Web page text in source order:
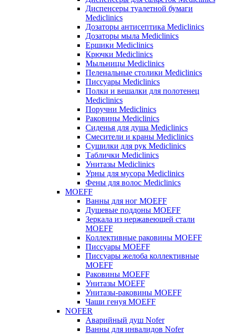
Диспенсеры туалетной бумаги
Mediclinics
Дозаторы антисептика Mediclinics
Дозаторы мыла Mediclinics
Ершики Mediclinics
Крючки Mediclinics
Мыльницы Mediclinics
Пеленальные столики Mediclinics
Писсуары Mediclinics
Полки и вешалки для полотенец
Mediclinics
Поручни Mediclinics
Раковины Mediclinics
Сиденья для душа Mediclinics
Смесители и краны Mediclinics
Сушилки для рук Mediclinics
Таблички Mediclinics
Унитазы Mediclinics
Урны для мусора Mediclinics
Фены для волос Mediclinics
MOEFF
Ванны для ног MOEFF
Душевые поддоны MOEFF
Зеркала из нержавеющей стали
MOEFF
Коллективные раковины MOEFF
Писсуары MOEFF
Писсуары желоба коллективные
MOEFF
Раковины MOEFF
Унитазы MOEFF
Унитазы-раковины MOEFF
Чаши генуя MOEFF
NOFER
Аварийный душ Nofer
Ванны для инвалидов Nofer